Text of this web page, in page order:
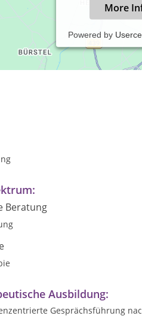
More
Powered by
Einzelpersonen
Beratung
Ausbildung:
Gesprächsführung